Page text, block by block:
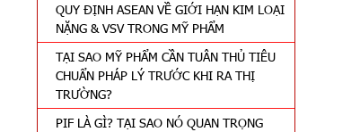
QUY ĐỊNH ASEAN VỀ GIỚI HẠN KIM LOẠI
NẶNG & VSV TRONG MỸ PHẨM
TẠI SAO MỸ PHẨM CẦN TUÂN THỦ TIÊU
CHUẨN PHÁP LÝ TRƯỚC KHI RA THỊ
TRƯỜNG?
PIF LÀ GÌ? TẠI SAO NÓ QUAN TRỌNG